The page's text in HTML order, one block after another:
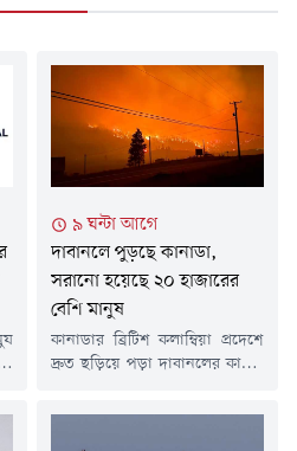
৯ ঘন্টা আগে
দাবানলে পুড়ছে কানাডা,
সরানো হয়েছে ২০ হাজারের
বেশি মানুষ
কানাডার ব্রিটিশ কলাম্বিয়া প্রদেশে
দ্রুত ছড়িয়ে পড়া দাবানলের কারণে
নিরাপদ স্থানে সরিয়ে নেওয়া